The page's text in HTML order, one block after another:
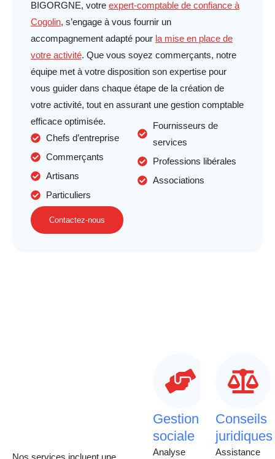
BIGORGNE, votre expert-comptable de confiance à
Cogolin, s’engage à vous fournir un
accompagnement adapté pour la mise en place de
votre activité. Que vous soyez commerçants, notre
équipe met à votre disposition son expertise pour
vous guider dans chaque étape de la création de
votre activité, tout en assurant une gestion comptable
efficace optimisée.
Chefs d’entreprise
Commerçants
Artisans
Particuliers
Fournisseurs de
services
Professions libérales
Associations
Contactez-nous
Gestion
sociale
Analyse
Conseils
juridiques
Assistance